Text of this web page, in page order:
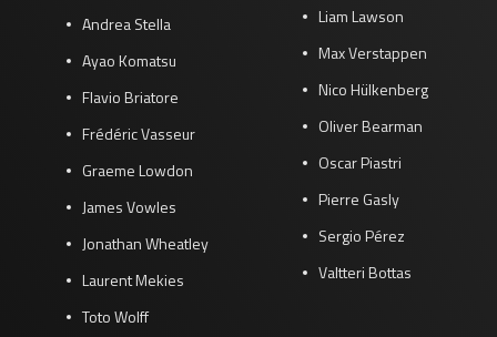
Andrea Stella
Ayao Komatsu
Flavio Briatore
Frédéric Vasseur
Graeme Lowdon
James Vowles
Jonathan Wheatley
Laurent Mekies
Toto Wolff
Liam Lawson
Max Verstappen
Nico Hülkenberg
Oliver Bearman
Oscar Piastri
Pierre Gasly
Sergio Pérez
Valtteri Bottas